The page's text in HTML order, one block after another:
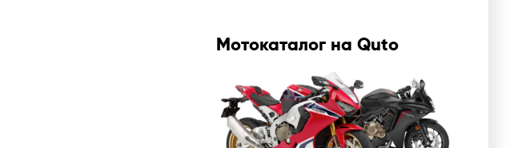
Мотокаталог на Quto